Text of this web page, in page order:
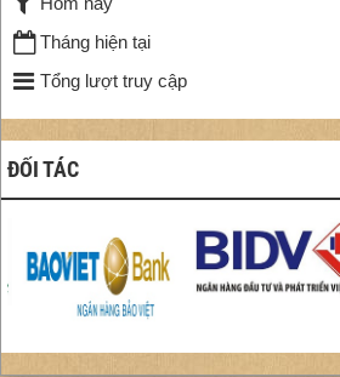
Tháng hiện tại
Tổng lượt truy cập
ĐỐI TÁC